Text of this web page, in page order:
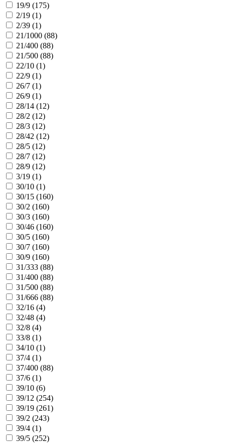
19/9 (175)
2/19 (1)
2/39 (1)
21/1000 (88)
21/400 (88)
21/500 (88)
22/10 (1)
22/9 (1)
26/7 (1)
26/9 (1)
28/14 (12)
28/2 (12)
28/3 (12)
28/42 (12)
28/5 (12)
28/7 (12)
28/9 (12)
3/19 (1)
30/10 (1)
30/15 (160)
30/2 (160)
30/3 (160)
30/46 (160)
30/5 (160)
30/7 (160)
30/9 (160)
31/333 (88)
31/400 (88)
31/500 (88)
31/666 (88)
32/16 (4)
32/48 (4)
32/8 (4)
33/8 (1)
34/10 (1)
37/4 (1)
37/400 (88)
37/6 (1)
39/10 (6)
39/12 (254)
39/19 (261)
39/2 (243)
39/4 (1)
39/5 (252)